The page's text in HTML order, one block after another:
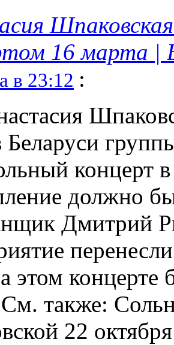
16 марта |
в 23:12 :
концерт
должно
Дмитрий
этом
также:
22